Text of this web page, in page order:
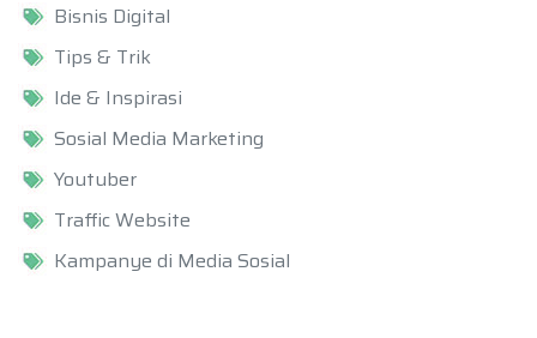
Bisnis Digital
Tips & Trik
Ide & Inspirasi
Sosial Media Marketing
Youtuber
Traffic Website
Kampanye di Media Sosial